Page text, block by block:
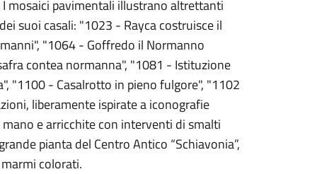
mosaici pavimentali illustrano altrettanti
suoi casali: "1023 - Rayca costruisce il
"1064 - Goffredo il Normanno
contea normanna", "1081 - Istituzione
"1100 - Casalrotto in pieno fulgore", "1102
liberamente ispirate a iconografie
e arricchite con interventi di smalti
pianta del Centro Antico “Schiavonia”,
colorati.